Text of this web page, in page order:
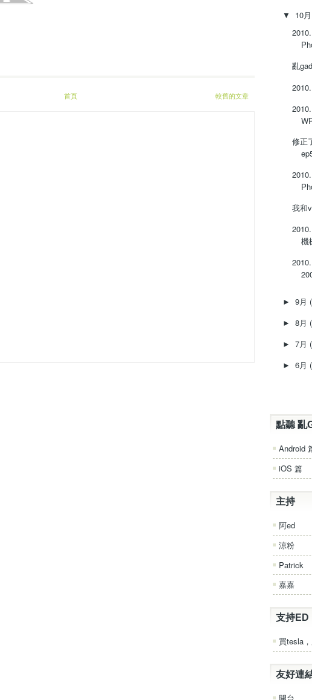
較舊的文章
首頁
▼ 10月
亂
修正
我和
機
► 9月
► 8月
► 7月
► 6月
點聽 亂
Android
iOS 篇
主持
阿ed
涼粉
Patrick
嘉嘉
支持ED
買tesla
友好連
開台